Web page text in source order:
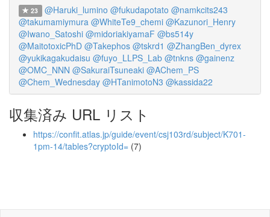
23 @Haruki_lumino @fukudapotato @namkcits243
@takumamiymura @WhiteTe9_chemi @Kazunori_Henry
@Iwano_Satoshi @midoriakiyamaF @bs514y
@MaitotoxicPhD @Takephos @tskrd1 @ZhangBen_dyrex
@yukikagakudaisu @fuyo_LLPS_Lab @tnkns @gainenz
@OMC_NNN @SakuraiTsuneaki @AChem_PS
@Chem_Wednesday @HTanimotoN3 @kassida22
収集済み URL リスト
https://confit.atlas.jp/guide/event/csj103rd/subject/K701-
1pm-14/tables?cryptoId= (7)